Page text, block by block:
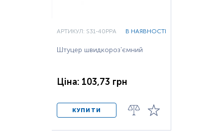
АРТИКУЛ: S31-40PPA В НАЯВНОСТІ
Штуцер швидкороз'ємний
Ціна: 103,73 грн
КУПИТИ